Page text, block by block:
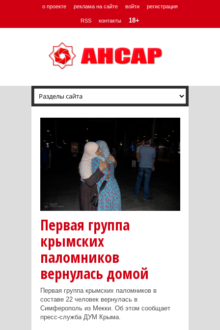
о проекте реклама на сайте войти регистрация
RSS контакты 18+
Первая группа
крымских
паломников
вернулась домой
Первая группа крымских паломников в
составе 22 человек вернулась в
Симферополь из Мекки. Об этом сообщает
пресс-служба ДУМ Крыма.